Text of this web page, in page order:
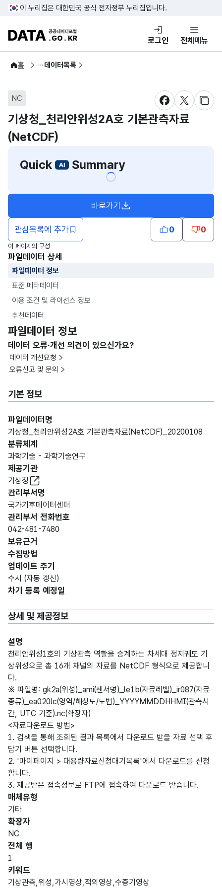
콘텐츠 바로가기
푸터 바로가기
이 누리집은 대한민국 공식 전자정부 누리집입니다.
DATA.GO.KR 공공데이터포털
로그인 전체메뉴
홈
공공데이터 데이터목록
NC
새창 열림새창 열림
새창
기상청_천리안위성2A호 기본관측자료
(NetCDF)
Quick
Summary
관심목록에 추가
새창열림
바로가기
0 0
이 페이지의 구성
파일데이터 상세
파일데이터 정보
표준 메타데이터
이용 조건 및 라이선스 정보
추천데이터
파일데이터 정보
데이터 오류·개선 의견이 있으신가요?
데이터 개선요청
오류신고 및 문의
기본 정보
파일데이터명
기상청_천리안위성2A호 기본관측자료(NetCDF)_20200108
분류체계
과학기술 - 과학기술연구
제공기관
기상청
관리부서명
국가기후데이터센터
관리부서 전화번호
042-481-7480
보유근거
수집방법
업데이트 주기
수시 (자동 갱신)
차기 등록 예정일
상세 및 제공정보
설명
천리안위성1호의 기상관측 역할을 승계하는 차세대 정지궤도 기
상위성으로 총 16개 채널의 자료를 NetCDF 형식으로 제공합니
다.
※ 파일명: gk2a(위성)_ami(센서명)_le1b(자료레벨)_ir087(자료
종류)_ea020lc(영역/해상도/도법)_YYYYMMDDHHMI(관측시
간, UTC 기준).nc(확장자)
<자료다운로드 방법>
1. 검색을 통해 조회된 결과 목록에서 다운로드 받을 자료 선택 후
담기 버튼 선택합니다.
2. '마이페이지 > 대용량자료신청대기목록'에서 다운로드를 신청
합니다.
3. 제공받은 접속정보로 FTP에 접속하여 다운로드 받습니다.
매체유형
기타
확장자
NC
전체 행
1
키워드
기상관측,위성,가시영상,적외영상,수증기영상